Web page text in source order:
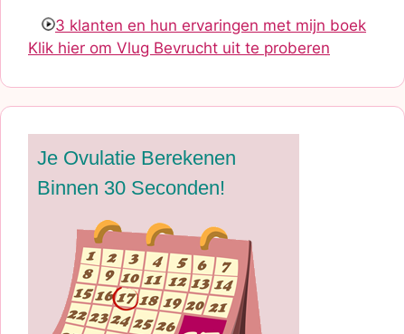
3 klanten en hun ervaringen met mijn boek
Klik hier om Vlug Bevrucht uit te proberen
Je Ovulatie Berekenen
Binnen 30 Seconden!